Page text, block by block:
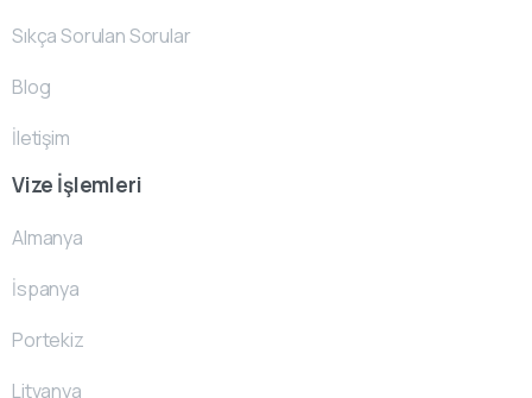
Sıkça Sorulan Sorular
Blog
İletişim
Vize İşlemleri
Almanya
İspanya
Portekiz
Litvanya